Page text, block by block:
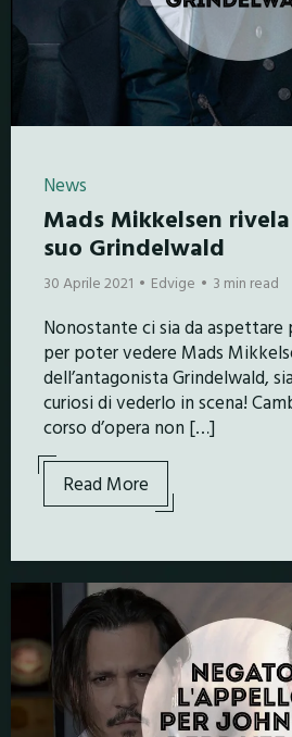
News
Mads Mikkelsen
suo Grindelwald
30 Aprile 2021 Edvige 3 min read
Nonostante ci sia da aspettare
per poter vedere Mads
dell’antagonista Grindelwald,
curiosi di vederlo in scena!
corso d’opera non […]
Read More